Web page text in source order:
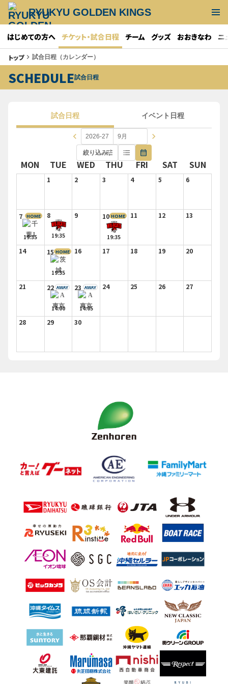
RYUKYU GOLDEN KINGS
はじめての方へ チケット・試合日程 チーム グッズ おおきなわ ニ
トップkeyboard_arrow_right 試合日程（カレンダー）
SCHEDULE試合日程
試合日程 イベント日程
keyboard_arrow_left keyboard_arrow_right
絞り込みtune format_list_bulleted calendar_month
MON TUE WED THU FRI SAT SUN
1 2 3 4 5 6
7 HOME
19:35
8
19:35
9 10 HOME
19:35
11 12 13
14 15 HOME
19:35
16 17 18 19 20
21 22 AWAY
14:00
23 AWAY
14:05
24 25 26 27
28 29 30